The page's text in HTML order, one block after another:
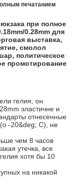
печатанием
при полное
0.28mm для
выставка,
смолол
политическое
промотирование
гелия, он
эластичне и
отнесенные
-20&deg; C), не
чем 8 часов
утечка, все
хотя бы 10
на никакой